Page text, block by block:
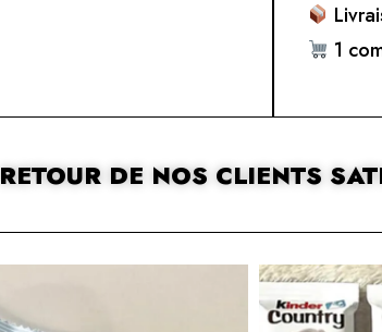
1
RETOUR DE NOS CLIENTS